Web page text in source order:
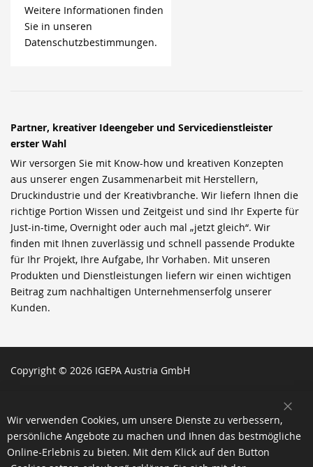
Weitere Informationen finden
Sie in unseren
Datenschutzbestimmungen.
Partner, kreativer Ideengeber und Servicedienstleister
erster Wahl
Wir versorgen Sie mit Know-how und kreativen Konzepten
aus unserer engen Zusammenarbeit mit Herstellern,
Druckindustrie und der Kreativbranche. Wir liefern Ihnen die
richtige Portion Wissen und Zeitgeist und sind Ihr Experte für
Just-in-time, Overnight oder auch mal „jetzt gleich“. Wir
finden mit Ihnen zuverlässig und schnell passende Produkte
für Ihr Projekt, Ihre Aufgabe, Ihr Vorhaben. Mit unseren
Produkten und Dienstleistungen liefern wir einen wichtigen
Beitrag zum nachhaltigen Unternehmenserfolg unserer
Kunden.
Copyright © 2026 IGEPA Austria GmbH
Wir verwenden Cookies, um unsere Dienste zu verbessern,
persönliche Angebote zu machen und Ihnen das bestmögliche
Online-Erlebnis zu bieten. Mit dem Klick auf den Button